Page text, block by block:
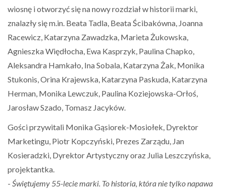
wiosnę i otworzyć się na nowy rozdział w historii marki,
znalazły się m.in. Beata Tadla, Beata Ścibakówna, Joanna
Racewicz, Katarzyna Zawadzka, Marieta Żukowska,
Agnieszka Więdłocha, Ewa Kasprzyk, Paulina Chapko,
Aleksandra Hamkało, Ina Sobala, Katarzyna Żak, Monika
Stukonis, Orina Krajewska, Katarzyna Paskuda, Katarzyna
Herman, Monika Lewczuk, Paulina Koziejowska-Orłoś,
Jarosław Szado, Tomasz Jacyków.
Gości przywitali Monika Gąsiorek-Mosiołek, Dyrektor
Marketingu, Piotr Kopczyński, Prezes Zarządu, Jan
Kosieradzki, Dyrektor Artystyczny oraz Julia Leszczyńska,
projektantka.
- Świętujemy 55-lecie marki. To historia, która nie tylko napawa